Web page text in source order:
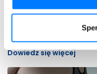
03.05.2023
Nadwaga u
leczenie
Dowiedz się więcej